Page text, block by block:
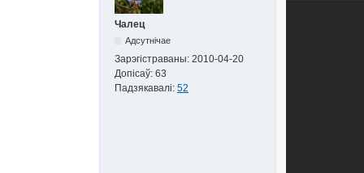
Чалец
Адсутнічае
Зарэгістраваны: 2010-04-20
Допісаў: 63
Падзякавалі: 52